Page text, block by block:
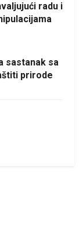
radu i
sastanak sa
prirode